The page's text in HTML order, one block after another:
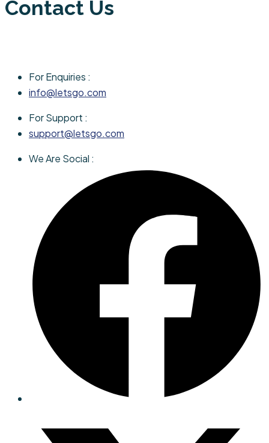
Contact Us
For Enquiries :
info@letsgo.com
For Support :
support@letsgo.com
We Are Social :